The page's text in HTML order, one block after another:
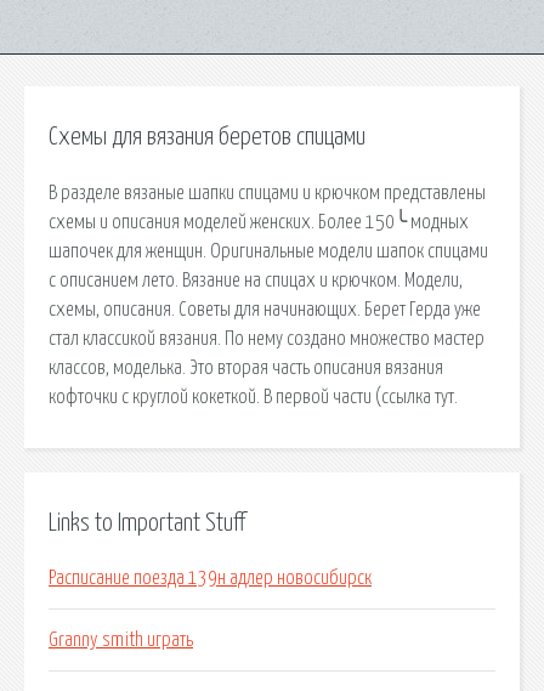
Схемы для вязания беретов спицами
В разделе вязаные шапки спицами и крючком представлены
схемы и описания моделей женских. Более 150╰ модных
шапочек для женщин. Оригинальные модели шапок спицами
с описанием лето. Вязание на спицах и крючком. Модели,
схемы, описания. Советы для начинающих. Берет Герда уже
стал классикой вязания. По нему создано множество мастер
классов, моделька. Это вторая часть описания вязания
кофточки с круглой кокеткой. В первой части (ссылка тут.
Links to Important Stuff
Расписание поезда 139н адлер новосибирск
Granny smith играть